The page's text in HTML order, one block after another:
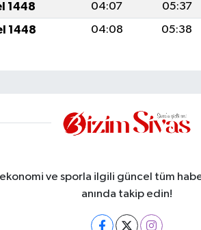
1448 04:07 05:37
1448 04:08 05:38
ve sporla ilgili güncel tüm
anında takip edin!